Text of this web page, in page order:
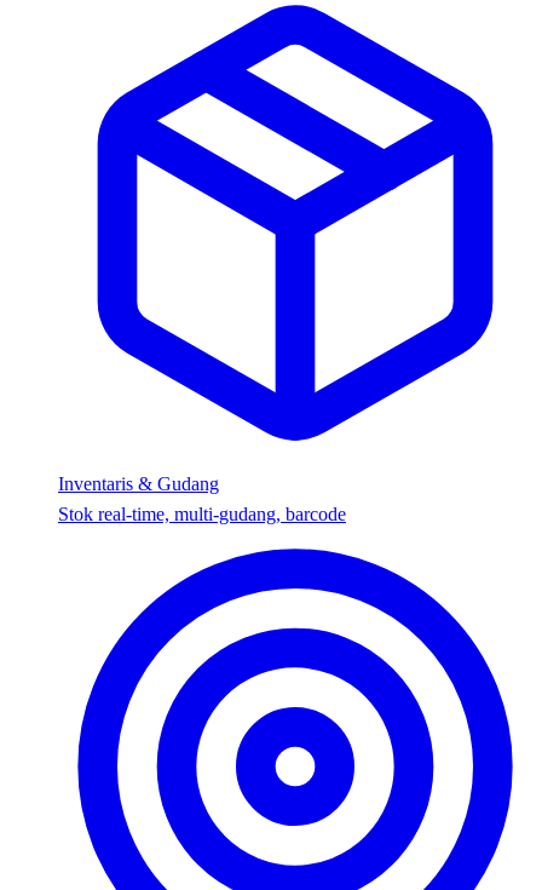
Inventaris & Gudang
Stok real-time, multi-gudang, barcode